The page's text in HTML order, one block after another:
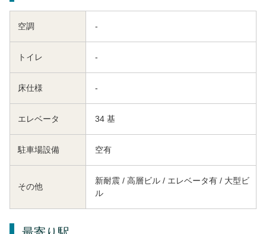
空調 -
トイレ -
床仕様 -
エレベータ 34 基
駐車場設備 空有
その他
新耐震 / 高層ビル / エレベータ有 / 大型ビ
ル